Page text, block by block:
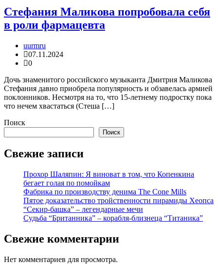
Стефания Маликова попробовала себя
в роли фармацевта
uurmru
07.11.2024
0
Дочь знаменитого российского музыканта Дмитрия Маликова
Стефания давно приобрела популярность и обзавелась армией
поклонников. Несмотря на то, что 15-летнему подростку пока
что нечем хвастаться (Стеша […]
Поиск
Поиск
Свежие записи
Прохор Шаляпин: Я виноват в том, что Копенкина
бегает голая по помойкам
Фабрика по производству денима The Cone Mills
Пятое доказательство тройственности пирамиды Хеопса
“Секир-башка” – легендарные мечи
Судьба “Британника” – корабля-близнеца “Титаника”
Свежие комментарии
Нет комментариев для просмотра.